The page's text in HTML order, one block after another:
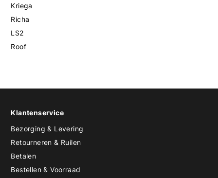
Kriega
Richa
LS2
Roof
Klantenservice
Bezorging & Levering
Retourneren & Ruilen
Betalen
Bestellen & Voorraad